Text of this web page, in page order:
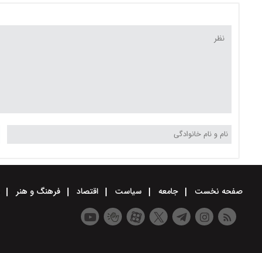
صفحه نخست جامعه سیاست اقتصاد فرهنگ و هنر